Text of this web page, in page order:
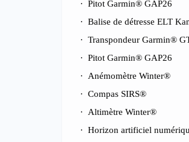
· Pitot Garmin® GAP26
· Balise de détresse ELT
· Transpondeur Garmin®
· Pitot Garmin® GAP26
· Anémomètre Winter®
· Compas SIRS®
· Altimètre Winter®
· Horizon artificiel